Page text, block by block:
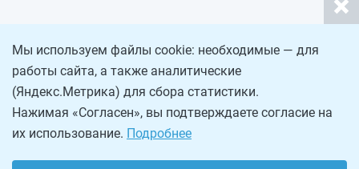
Мы используем файлы cookie: необходимые — для
работы сайта, а также аналитические
(Яндекс.Метрика) для сбора статистики.
Нажимая «Согласен», вы подтверждаете согласие на
их использование. Подробнее